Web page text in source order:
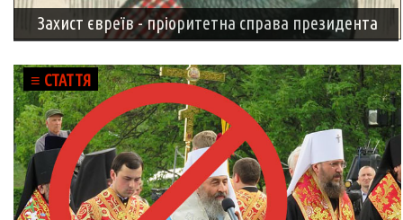
Захист євреїв - пріоритетна справа президента
≡ СТАТТЯ